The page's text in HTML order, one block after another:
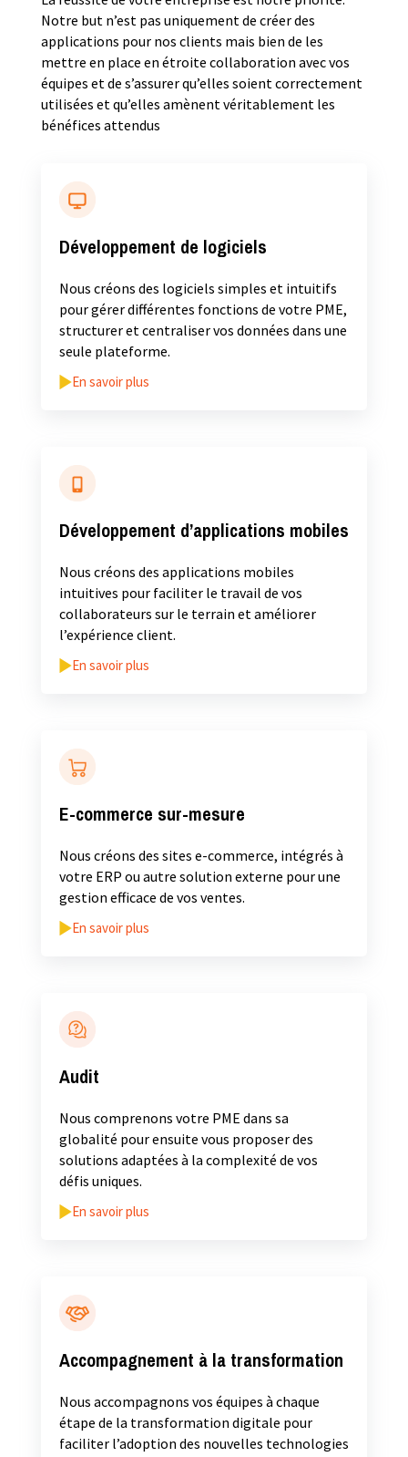
Notre but n’est pas uniquement de créer des
applications pour nos clients mais bien de les
mettre en place en étroite collaboration avec vos
équipes et de s’assurer qu’elles soient correctement
utilisées et qu’elles amènent véritablement les
bénéfices attendus
Développement de logiciels
Nous créons des logiciels simples et intuitifs
pour gérer différentes fonctions de votre PME,
structurer et centraliser vos données dans une
seule plateforme.
En savoir plus
Développement d’applications mobiles
Nous créons des applications mobiles
intuitives pour faciliter le travail de vos
collaborateurs sur le terrain et améliorer
l’expérience client.
En savoir plus
E-commerce sur-mesure
Nous créons des sites e-commerce, intégrés à
votre ERP ou autre solution externe pour une
gestion efficace de vos ventes.
En savoir plus
Audit
Nous comprenons votre PME dans sa
globalité pour ensuite vous proposer des
solutions adaptées à la complexité de vos
défis uniques.
En savoir plus
Accompagnement à la transformation
Nous accompagnons vos équipes à chaque
étape de la transformation digitale pour
faciliter l’adoption des nouvelles technologies